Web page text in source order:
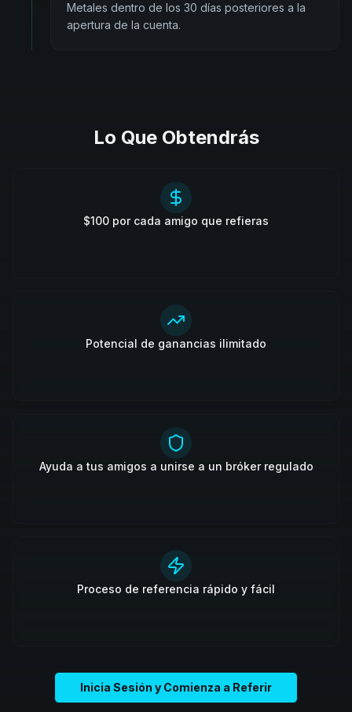
Metales dentro de los 30 días posteriores a la
apertura de la cuenta.
Lo Que Obtendrás
$100 por cada amigo que refieras
Potencial de ganancias ilimitado
Ayuda a tus amigos a unirse a un bróker regulado
Proceso de referencia rápido y fácil
Inicia Sesión y Comienza a Referir